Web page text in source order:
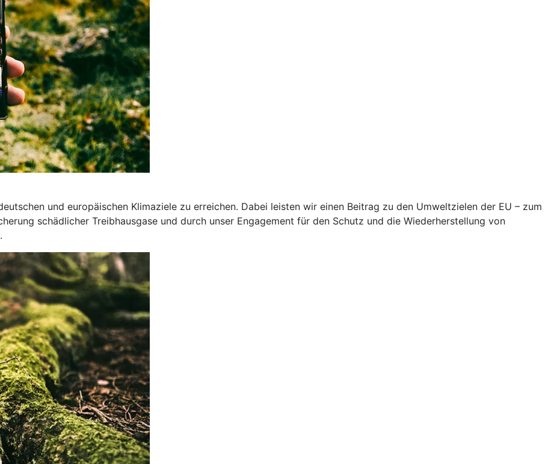
und europäischen Klimaziele zu erreichen. Dabei leisten wir einen Beitrag zu den Umweltzielen der EU – zum
schädlicher Treibhausgase und durch unser Engagement für den Schutz und die Wiederherstellung von